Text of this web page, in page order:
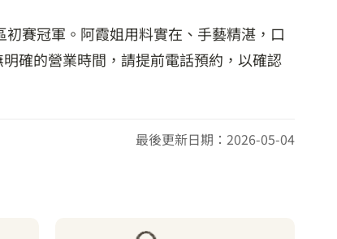
賽冠軍。阿霞姐用料實在、手藝精湛，口
確的營業時間，請提前電話預約，以確認
最後更新日期：2026-05-04